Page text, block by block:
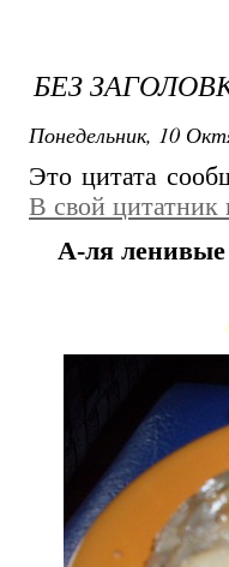
БЕЗ
Понедельник, 10
Это цитата
В свой цитатник
А-ля